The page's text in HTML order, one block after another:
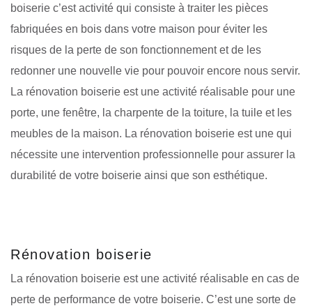
boiserie c’est activité qui consiste à traiter les pièces
fabriquées en bois dans votre maison pour éviter les
risques de la perte de son fonctionnement et de les
redonner une nouvelle vie pour pouvoir encore nous servir.
La rénovation boiserie est une activité réalisable pour une
porte, une fenêtre, la charpente de la toiture, la tuile et les
meubles de la maison. La rénovation boiserie est une qui
nécessite une intervention professionnelle pour assurer la
durabilité de votre boiserie ainsi que son esthétique.
Rénovation boiserie
La rénovation boiserie est une activité réalisable en cas de
perte de performance de votre boiserie. C’est une sorte de